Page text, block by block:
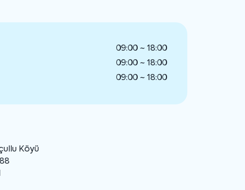
09:00 ~ 18:00
09:00 ~ 18:00
09:00 ~ 18:00
Köyü